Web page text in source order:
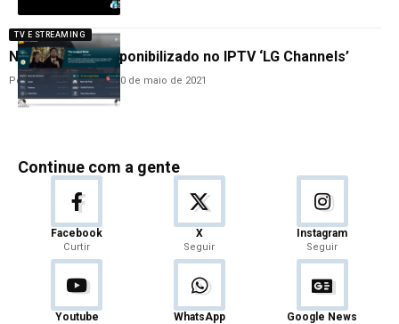
TV E STREAMING
Novo canal é disponibilizado no IPTV ‘LG Channels’
PorHemerson Brandão10 de maio de 2021
Continue com a gente
Facebook
Curtir
X
Seguir
Instagram
Seguir
Youtube WhatsApp Google News